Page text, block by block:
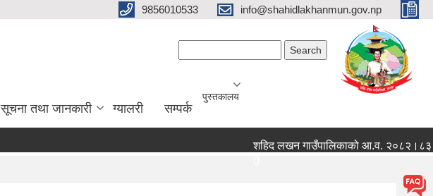
9856010533 info@shahidlakhanmun.gov.np
सूचना तथा जानकारी ग्यालरी सम्पर्क
पुस्तकालय
शहिद लखन गाउँपालिकाको आ.व. २०८२।८३ को